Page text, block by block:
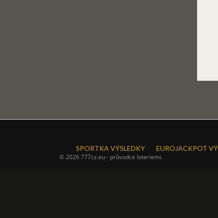
SPORTKA VÝSLEDKY EUROJACKPOT
© 2026 777cz.eu - průvodce loteriemi.